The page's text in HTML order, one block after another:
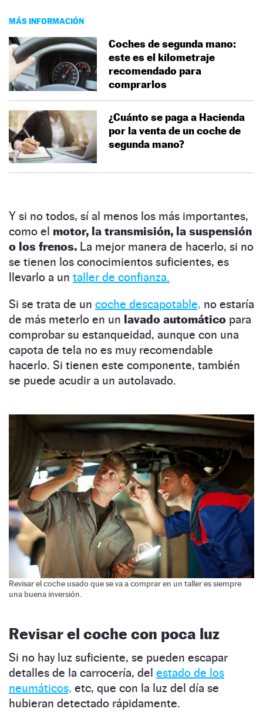
MÁS INFORMACIÓN
Coches de segunda mano:
este es el kilometraje
recomendado para
comprarlos
¿Cuánto se paga a Hacienda
por la venta de un coche de
segunda mano?
Y si no todos, sí al menos los más importantes,
como el motor, la transmisión, la suspensión
o los frenos. La mejor manera de hacerlo, si no
se tienen los conocimientos suficientes, es
llevarlo a un taller de confianza.
Si se trata de un coche descapotable, no estaría
de más meterlo en un lavado automático para
comprobar su estanqueidad, aunque con una
capota de tela no es muy recomendable
hacerlo. Si tienen este componente, también
se puede acudir a un autolavado.
Revisar el coche usado que se va a comprar en un taller es siempre
una buena inversión.
Revisar el coche con poca luz
Si no hay luz suficiente, se pueden escapar
detalles de la carrocería, del estado de los
neumáticos, etc, que con la luz del día se
hubieran detectado rápidamente.